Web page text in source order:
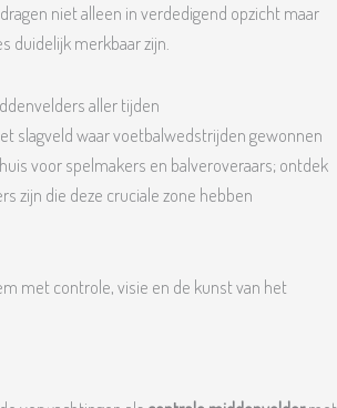
niet alleen in verdedigend opzicht maar
duidelijk merkbaar zijn.
aller tijden
slagveld waar voetbalwedstrijden gewonnen
voor spelmakers en balveroveraars; ontdek
zijn die deze cruciale zone hebben
met controle, visie en de kunst van het